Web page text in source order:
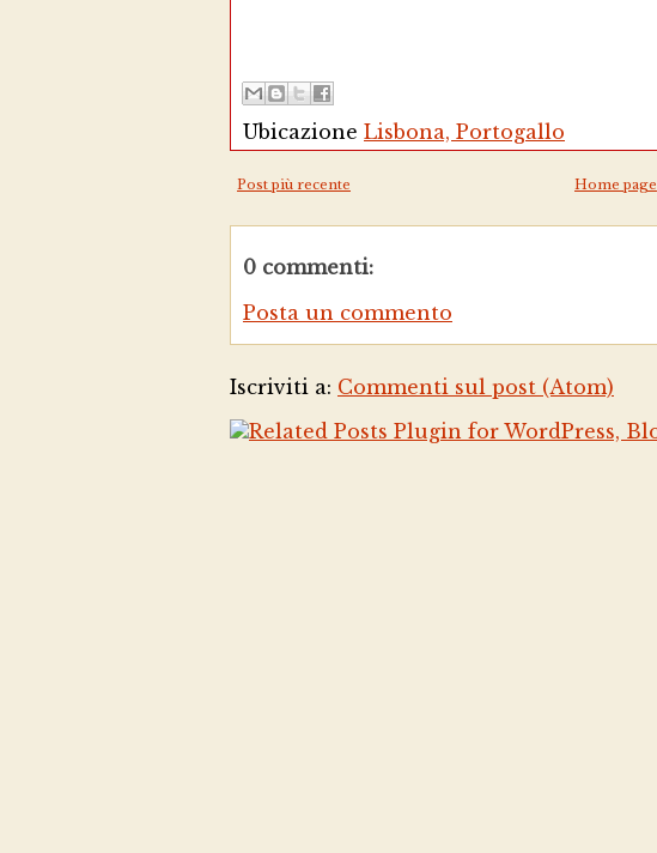
Ubicazione Lisbona, Portogallo
Post più recente Home page
0 commenti:
Posta un commento
Iscriviti a: Commenti sul post (Atom)